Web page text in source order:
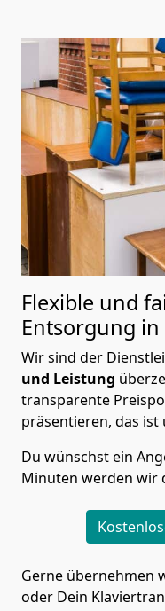
Flexible und
Entsorgung in
Wir sind der
und Leistung
transparente
präsentieren, das
Du wünschst ein
Minuten werden wir
Gerne übernehmen
oder Dein